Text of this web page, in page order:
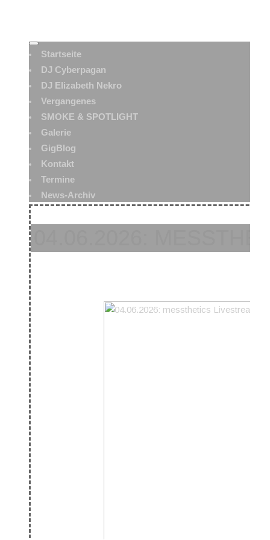
Startseite
DJ Cyberpagan
DJ Elizabeth Nekro
Vergangenes
SMOKE & SPOTLIGHT
Galerie
GigBlog
Kontakt
Termine
News-Archiv